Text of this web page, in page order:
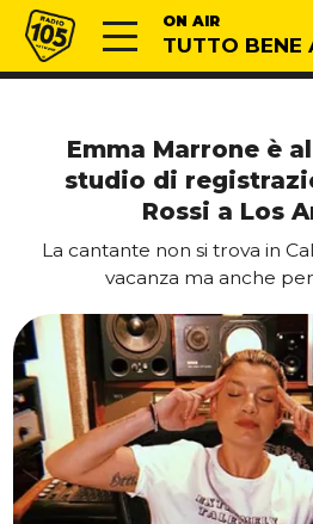
Vai al contenuto
Radio 105 ON AIR
TUTTO BENE
Emma Marrone è
studio di
Rossi a Los
La cantante non si trova in
vacanza ma anche